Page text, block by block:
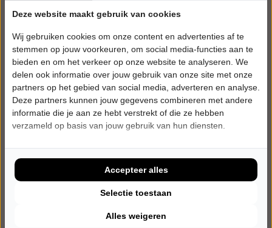
DONDERDAG 12 NOVEMBER 2026 • 20:00 UUR
Iris Rulkens
Van Harte
CulturA & Zo
Try-out
Deze website maakt gebruik van cookies
Wij gebruiken cookies om onze content en advertenties af te
stemmen op jouw voorkeuren, om social media-functies aan te
bieden en om het verkeer op onze website te analyseren. We
delen ook informatie over jouw gebruik van onze site met onze
partners op het gebied van social media, adverteren en analyse.
Deze partners kunnen jouw gegevens combineren met andere
informatie die je aan ze hebt verstrekt of die ze hebben
verzameld op basis van jouw gebruik van hun diensten.
Alles weigeren
Selectie toestaan
Accepteer alles